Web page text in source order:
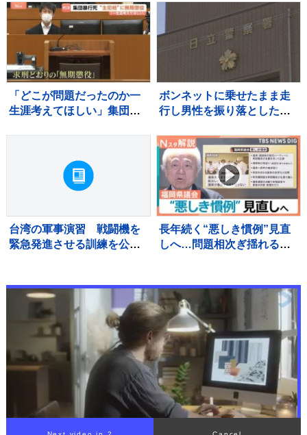
ル、超満員の会場が沸い
た！“世界基準”のJリーグ開
幕【サッカー】
「どこが問題だったのか一
生涯考えてほしい」集団暴
ボンネットに乗せたまま走
行し男性を振り落とした疑
県職員（48）を逮捕
台湾の軍事演習 戦闘機を
緊急発進させる訓練を公
長年続く“悪しき慣例”見直
しへ…問題相次ぎ揺れる福
調査へ【Nスタ解説】